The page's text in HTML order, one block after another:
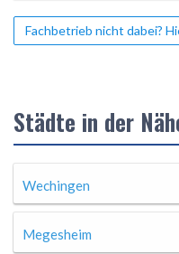
Fachbetrieb nicht dabei?
Städte in der
Wechingen
Megesheim